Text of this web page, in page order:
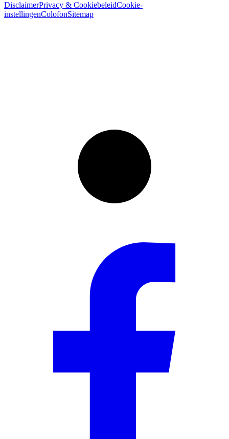
DisclaimerPrivacy & CookiebeleidCookie-
instellingenColofonSitemap